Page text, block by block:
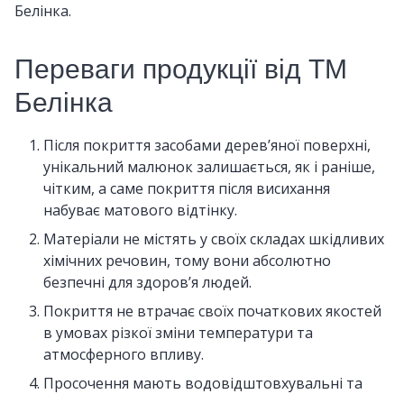
Белінка.
Переваги продукції від ТМ
Белінка
Після покриття засобами дерев’яної поверхні,
унікальний малюнок залишається, як і раніше,
чітким, а саме покриття після висихання
набуває матового відтінку.
Матеріали не містять у своїх складах шкідливих
хімічних речовин, тому вони абсолютно
безпечні для здоров’я людей.
Покриття не втрачає своїх початкових якостей
в умовах різкої зміни температури та
атмосферного впливу.
Просочення мають водовідштовхувальні та